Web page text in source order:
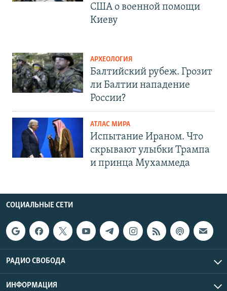
США о военной помощи
Киеву
АРХЕОЛОГИЯ
Балтийский рубеж. Грозит
ли Балтии нападение
России?
АТЛАС МИРА
Испытание Ираном. Что
скрывают улыбки Трампа
и принца Мухаммеда
СОЦИАЛЬНЫЕ СЕТИ
РАДИО СВОБОДА
ИНФОРМАЦИЯ